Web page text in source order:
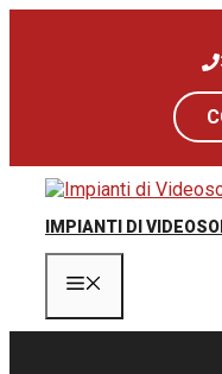
IMPIANTI DI